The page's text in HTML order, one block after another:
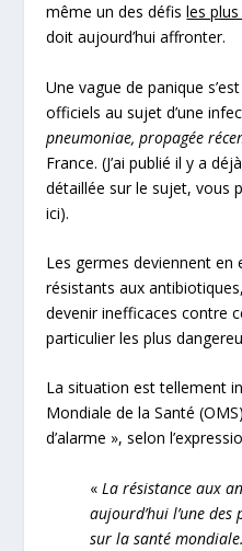
même un des défisles
doit aujourd’hui affronter.
Une vague de panique
officiels au sujet d’une
pneumoniae, propagée
France. (J’ai publié il y a
détaillée sur le sujet, vous
ici).
Les germes deviennent en
résistants aux
devenir inefficaces contre
particulier les plus
La situation est tellement
Mondiale de la Santé
d’alarme », selon
« La résistance aux
aujourd’hui l’une des
sur la santé